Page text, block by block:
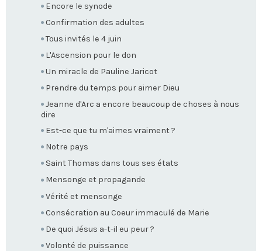
Encore le synode
Confirmation des adultes
Tous invités le 4 juin
L'Ascension pour le don
Un miracle de Pauline Jaricot
Prendre du temps pour aimer Dieu
Jeanne d'Arc a encore beaucoup de choses à nous
dire
Est-ce que tu m'aimes vraiment ?
Notre pays
Saint Thomas dans tous ses états
Mensonge et propagande
Vérité et mensonge
Consécration au Coeur immaculé de Marie
De quoi Jésus a-t-il eu peur ?
Volonté de puissance